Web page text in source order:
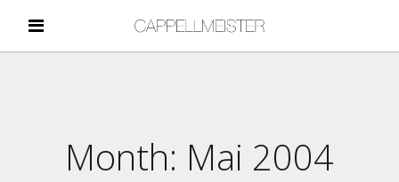
Month: Mai 2004